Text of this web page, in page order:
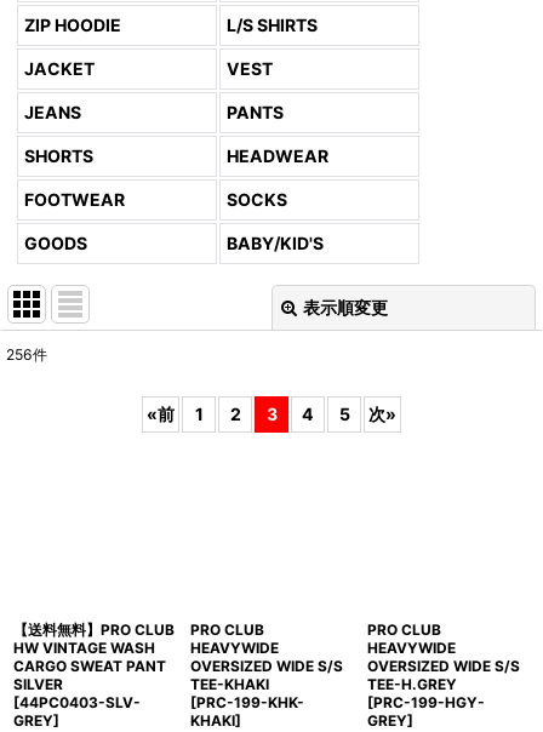
ZIP HOODIE L/S SHIRTS
JACKET VEST
JEANS PANTS
SHORTS HEADWEAR
FOOTWEAR SOCKS
GOODS BABY/KID'S
表示順変更
256件
«前 1 2 3 4 5 次»
【送料無料】PRO CLUB
HW VINTAGE WASH
CARGO SWEAT PANT
SILVER
[44PC0403-SLV-
GREY]
PRO CLUB
HEAVYWIDE
OVERSIZED WIDE S/S
TEE-KHAKI
[PRC-199-KHK-
KHAKI]
PRO CLUB
HEAVYWIDE
OVERSIZED WIDE S/S
TEE-H.GREY
[PRC-199-HGY-
GREY]